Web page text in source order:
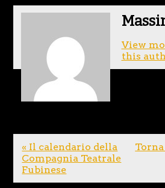
View
this
« Il calendario della
Compagnia Teatrale
Fubinese